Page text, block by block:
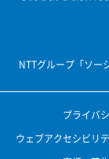
NTTグループ「ソー
プライバ
ウェブアクセシビリ